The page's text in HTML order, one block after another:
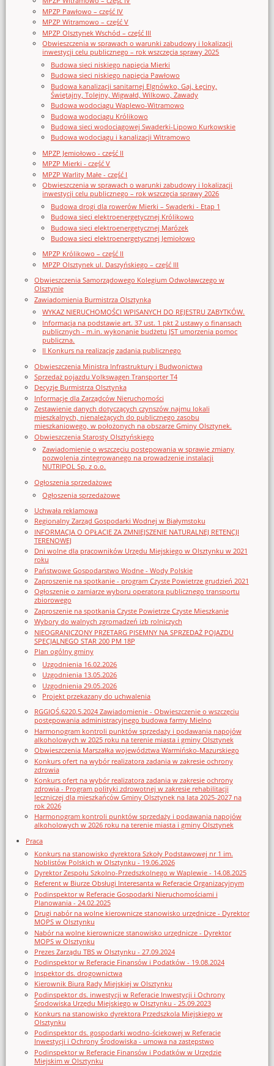
MPZP Pawłowo – część IV
MPZP Witramowo – część V
MPZP Olsztynek Wschód – część III
Obwieszczenia w sprawach o warunki zabudowy i lokalizacji
inwestycji celu publicznego – rok wszczęcia sprawy 2025
Budowa sieci niskiego napięcia Mierki
Budowa sieci niskiego napięcia Pawłowo
Budowa kanalizacji sanitarnej Elgnówko, Gaj, Łęciny,
Świętajny, Tolejny, Wigwałd, Wilkowo, Zawady
Budowa wodociągu Waplewo-Witramowo
Budowa wodociągu Królikowo
Budowa sieci wodociągowej Swaderki-Lipowo Kurkowskie
Budowa wodociągu i kanalizacji Witramowo
MPZP Jemiołowo - część II
MPZP Mierki - część V
MPZP Warlity Małe - część I
Obwieszczenia w sprawach o warunki zabudowy i lokalizacji
inwestycji celu publicznego – rok wszczęcia sprawy 2026
Budowa drogi dla rowerów Mierki – Swaderki - Etap 1
Budowa sieci elektroenergetycznej Królikowo
Budowa sieci elektroenergetycznej Marózek
Budowa sieci elektroenergetycznej Jemiołowo
MPZP Królikowo – część II
MPZP Olsztynek ul. Daszyńskiego – część III
Obwieszczenia Samorządowego Kolegium Odwoławczego w
Olsztynie
Zawiadomienia Burmistrza Olsztynka
WYKAZ NIERUCHOMOŚCI WPISANYCH DO REJESTRU ZABYTKÓW.
Informacja na podstawie art. 37 ust. 1 pkt 2 ustawy o finansach
publicznych - m.in. wykonanie budżetu JST umorzenia pomoc
publiczna.
II Konkurs na realizację zadania publicznego
Obwieszczenia Ministra Infrastruktury i Budwonictwa
Sprzedaż pojazdu Volkswagen Transporter T4
Decyzje Burmistrza Olsztynka
Informacje dla Zarządców Nieruchomości
Zestawienie danych dotyczących czynszów najmu lokali
mieszkalnych, nienależących do publicznego zasobu
mieszkaniowego, w położonych na obszarze Gminy Olsztynek.
Obwieszczenia Starosty Olsztyńskiego
Zawiadomienie o wszczęciu postępowania w sprawie zmiany
pozwolenia zintegrowanego na prowadzenie instalacji
NUTRIPOL Sp. z o.o.
Ogłoszenia sprzedażowe
Ogłoszenia sprzedażowe
Uchwała reklamowa
Regionalny Zarząd Gospodarki Wodnej w Białymstoku
INFORMACJA O OPŁACIE ZA ZMNIEJSZENIE NATURALNEJ RETENCJI
TERENOWEJ
Dni wolne dla pracowników Urzędu Miejskiego w Olsztynku w 2021
roku
Państwowe Gospodarstwo Wodne - Wody Polskie
Zaproszenie na spotkanie - program Czyste Powietrze grudzień 2021
Ogłoszenie o zamiarze wyboru operatora publicznego transportu
zbiorowego
Zaproszenie na spotkania Czyste Powietrze Czyste Mieszkanie
Wybory do walnych zgromadzeń izb rolniczych
NIEOGRANICZONY PRZETARG PISEMNY NA SPRZEDAŻ POJAZDU
SPECJALNEGO STAR 200 PM 18P
Plan ogólny gminy
Uzgodnienia 16.02.2026
Uzgodnienia 13.05.2026
Uzgodnienia 29.05.2026
Projekt przekazany do uchwalenia
RGGIOŚ.6220.5.2024 Zawiadomienie - Obwieszczenie o wszczęciu
postępowania administracyjnego budowa farmy Mielno
Harmonogram kontroli punktów sprzedaży i podawania napojów
alkoholowych w 2025 roku na terenie miasta i gminy Olsztynek
Obwieszczenia Marszałka województwa Warmińsko-Mazurskiego
Konkurs ofert na wybór realizatora zadania w zakresie ochrony
zdrowia
Konkurs ofert na wybór realizatora zadania w zakresie ochrony
zdrowia - Program polityki zdrowotnej w zakresie rehabilitacji
leczniczej dla mieszkańców Gminy Olsztynek na lata 2025-2027 na
rok 2026
Harmonogram kontroli punktów sprzedaży i podawania napojów
alkoholowych w 2026 roku na terenie miasta i gminy Olsztynek
Praca
Konkurs na stanowisko dyrektora Szkoły Podstawowej nr 1 im.
Noblistów Polskich w Olsztynku - 19.06.2026
Dyrektor Zespołu Szkolno-Przedszkolnego w Waplewie - 14.08.2025
Referent w Biurze Obsługi Interesanta w Referacie Organizacyjnym
Podinspektor w Referacie Gospodarki Nieruchomościami i
Planowania - 24.02.2025
Drugi nabór na wolne kierownicze stanowisko urzędnicze - Dyrektor
MOPS w Olsztynku
Nabór na wolne kierownicze stanowisko urzędnicze - Dyrektor
MOPS w Olsztynku
Prezes Zarządu TBS w Olsztynku - 27.09.2024
Podinspektor w Referacie Finansów i Podatków - 19.08.2024
Inspektor ds. drogownictwa
Kierownik Biura Rady Miejskiej w Olsztynku
Podinspektor ds. inwestycji w Referacie Inwestycji i Ochrony
Środowiska Urzędu Miejskiego w Olsztynku - 25.09.2023
Konkurs na stanowisko dyrektora Przedszkola Miejskiego w
Olsztynku
Podinspektor ds. gospodarki wodno-ściekowej w Referacie
Inwestycji i Ochrony Środowiska - umowa na zastępstwo
Podinspektor w Referacie Finansów i Podatków w Urzędzie
Miejskim w Olsztynku